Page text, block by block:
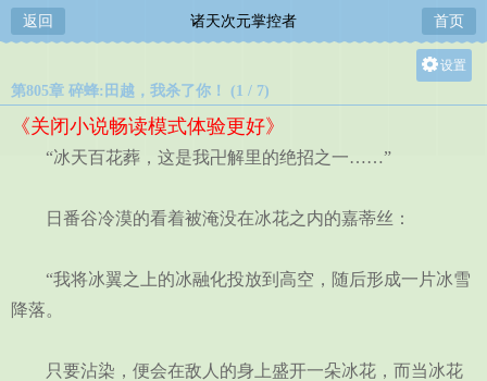
返回 诸天次元掌控者 首页
设置
第805章 碎蜂:田越，我杀了你！ (1 / 7)
《关闭小说畅读模式体验更好》
“冰天百花葬，这是我卍解里的绝招之一……”
日番谷冷漠的看着被淹没在冰花之内的嘉蒂丝：
“我将冰翼之上的冰融化投放到高空，随后形成一片冰雪
降落。
只要沾染，便会在敌人的身上盛开一朵冰花，而当冰花